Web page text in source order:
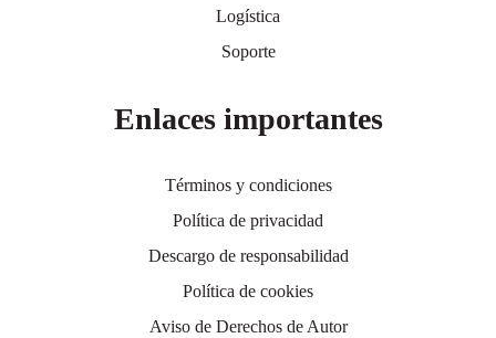
Logística
Soporte
Enlaces importantes
Términos y condiciones
Política de privacidad
Descargo de responsabilidad
Política de cookies
Aviso de Derechos de Autor